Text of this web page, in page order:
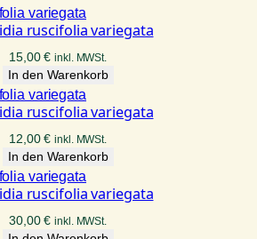
ruscifolia variegata
15,00€ inkl. MWSt.
In den Warenkorb
ruscifolia variegata
12,00€ inkl. MWSt.
In den Warenkorb
ruscifolia variegata
30,00€ inkl. MWSt.